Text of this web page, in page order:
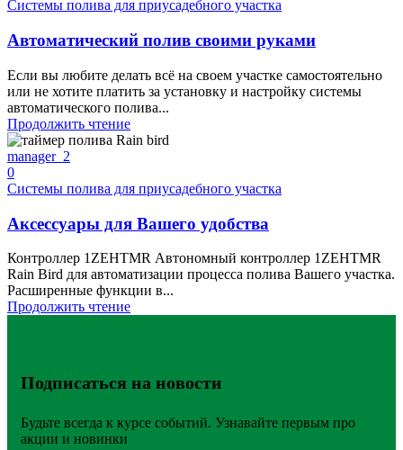
Системы полива для приусадебного участка
Автоматический полив своими руками
Если вы любите делать всё на своем участке самостоятельно
или не хотите платить за установку и настройку системы
автоматического полива...
Продолжить чтение
manager_2
0
Системы полива для приусадебного участка
Аксессуары для Вашего удобства
Контроллер 1ZEHTMR Автономный контроллер 1ZEHTMR
Rain Bird для автоматизации процесса полива Вашего участка.
Расширенные функции в...
Продолжить чтение
Подписаться на новости
Будьте всегда к курсе событий. Узнавайте первым про
акции и новинки